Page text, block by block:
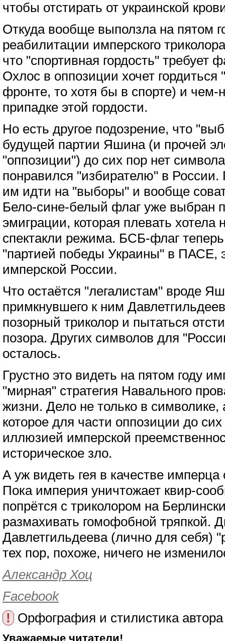
чтобы отстирать от украинской
Откуда вообще выползла на пятом
реабилитации имперского
что "спортивная гордость" требует
Охлос в оппозиции хочет
фронте, то хотя бы в спорте) и чем-
припадке этой гордости.
Но есть другое подозрение, что
будущей партии Яшина (и прочей
"оппозиции") до сих пор нет
понравился "избирателю" в России.
им идти на "выборы" и вообще
Бело-сине-белый флаг уже выбран
эмиграции, которая плевать
спектакли режима. БСБ-флаг
"партией победы Украины" в ПАСЕ,
имперской России.
Что остаётся "легалистам" вроде
примкнувшего к ним
позорный триколор и пытаться
позора. Других символов для
осталось.
Грустно это видеть на пятом году
"мирная" стратегия Навального
жизни. Дело не только в символике,
которое для части оппозиции до
иллюзией имперской
историческое зло.
А уж видеть гея в качестве имперца
Пока империя уничтожает квир-
попрётся с триколором на
размахивать гомофобной тряпкой.
Давлетгильдеева (лично для себя)
тех пор, похоже, ничего не
Александр Хоц
Facebook
!
Орфография и стилистика
Уважаемые читатели!